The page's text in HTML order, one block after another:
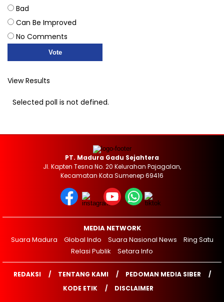
Bad
Can Be Improved
No Comments
View Results
Selected poll is not defined.
PT. Madura Gadu Sejahtera
Jl. Kapten Tesna No. 20 Kelurahan Pajagalan,
Kecamatan Kota Sumenep 69416
MEDIA NETWORK
Suara Madura
Global Indo Suara Nasional News
Ring Satu
Relasi Publik
Setara Info
REDAKSI TENTANG KAMI
PEDOMAN MEDIA SIBER
KODE ETIK
DISCLAIMER